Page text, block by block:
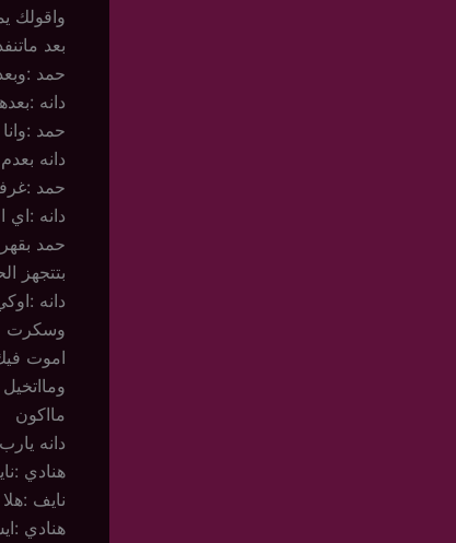
واقولك
بعد
حمد
دانه
حمد
دانه
حمد
دانه :اي
حمد
بتتجهز
دانه
وسكرت
اموت
مااكون
دانه
هنادي
نايف :هلا
هنادي